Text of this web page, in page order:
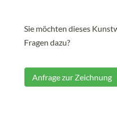
Sie möchten dieses
Fragen dazu?
Anfrage zur Zeichnung